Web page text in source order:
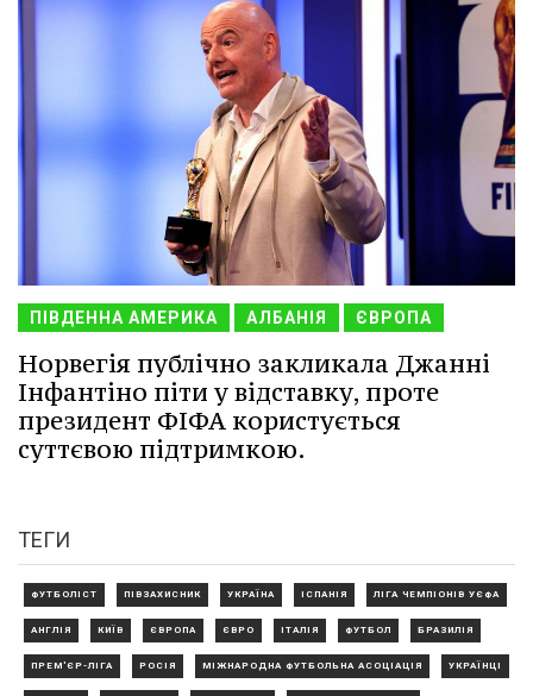
ПІВДЕННА АМЕРИКА АЛБАНІЯ ЄВРОПА
Норвегія публічно закликала Джанні
Інфантіно піти у відставку, проте
президент ФІФА користується
суттєвою підтримкою.
ТЕГИ
ФУТБОЛІСТ ПІВЗАХИСНИК УКРАЇНА ІСПАНІЯ ЛІГА ЧЕМПІОНІВ УЄФА
АНГЛІЯ КИЇВ ЄВРОПА ЄВРО ІТАЛІЯ ФУТБОЛ БРАЗИЛІЯ
ПРЕМ'ЄР-ЛІГА РОСІЯ МІЖНАРОДНА ФУТБОЛЬНА АСОЦІАЦІЯ УКРАЇНЦІ